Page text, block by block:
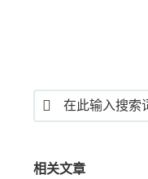
相关文章